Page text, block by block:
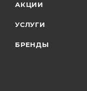
АКЦИИ
УСЛУГИ
БРЕНДЫ